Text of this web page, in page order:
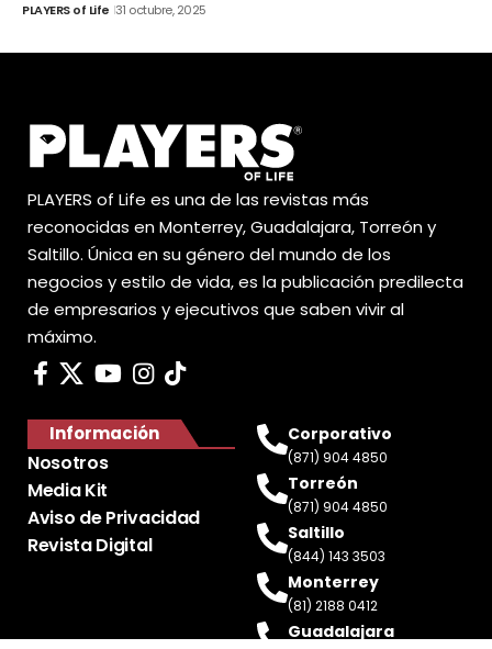
PLAYERS of Life 31 octubre, 2025
PLAYERS of Life es una de las revistas más
reconocidas en Monterrey, Guadalajara, Torreón y
Saltillo. Única en su género del mundo de los
negocios y estilo de vida, es la publicación predilecta
de empresarios y ejecutivos que saben vivir al
máximo.
Información
Nosotros
Media Kit
Aviso de Privacidad
Revista Digital
Corporativo
(871) 904 4850
Torreón
(871) 904 4850
Saltillo
(844) 143 3503
Monterrey
(81) 2188 0412
Guadalajara